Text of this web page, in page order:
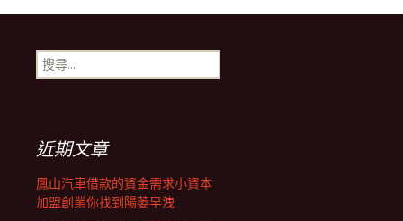
導
覽
列
搜
尋
近期文章
鳳山汽車借款的資金需求小資本
加盟創業你找到陽萎早洩